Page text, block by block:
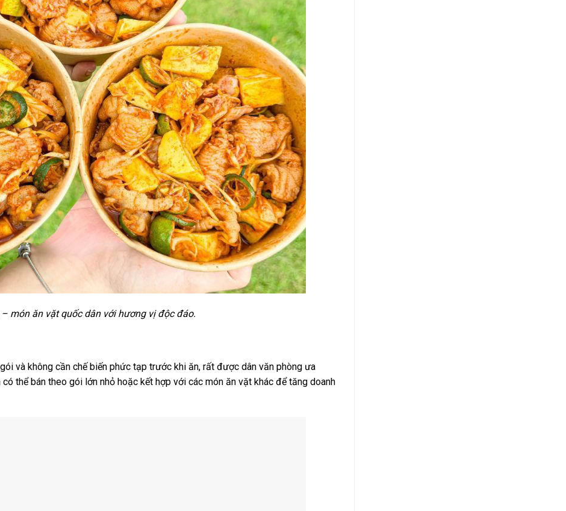
– món ăn vặt quốc dân với hương vị độc đáo.
và không cần chế biến phức tạp trước khi ăn, rất được dân văn phòng ưa
thể bán theo gói lớn nhỏ hoặc kết hợp với các món ăn vặt khác để tăng doanh